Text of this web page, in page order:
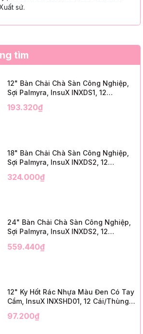
sứ.
tìm
12" Bàn Chải Chà Sàn Công Nghiệp,
Sợi Palmyra, InsuX INXDS1, 12
Trim)
193.320₫
18" Bàn Chải Chà Sàn Công Nghiệp,
Sợi Palmyra, InsuX INXDS2, 12
Trim)
324.000₫
24" Bàn Chải Chà Sàn Công Nghiệp,
Sợi Palmyra, InsuX INXDS2, 12
3" Trim)
559.440₫
12" Ky Hốt Rác Nhựa Màu Đen Có Tay
Cầm, InsuX INXSHD01, 12 Cái/Thùng,
Black Plastic)
97.200₫